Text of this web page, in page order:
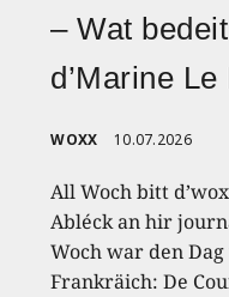
– Wat
d’Marine Le
WOXX 10.07.2026
All Woch bitt
Abléck an hir
Woch war den
Frankräich: De